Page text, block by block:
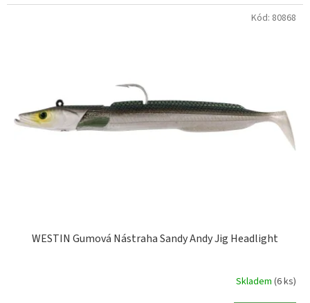
WESTIN Gumová Nástraha Sandy Andy Jig Headlight
Skladem (6 ks)
Kód: 80868